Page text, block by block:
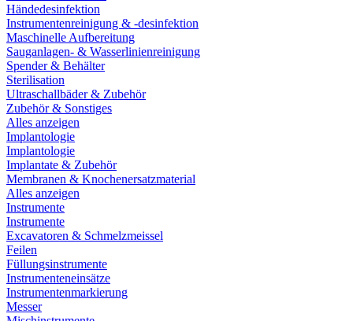
Händedesinfektion
Instrumentenreinigung & -desinfektion
Maschinelle Aufbereitung
Sauganlagen- & Wasserlinienreinigung
Spender & Behälter
Sterilisation
Ultraschallbäder & Zubehör
Zubehör & Sonstiges
Alles anzeigen
Implantologie
Implantologie
Implantate & Zubehör
Membranen & Knochenersatzmaterial
Alles anzeigen
Instrumente
Instrumente
Excavatoren & Schmelzmeissel
Feilen
Füllungsinstrumente
Instrumenteneinsätze
Instrumentenmarkierung
Messer